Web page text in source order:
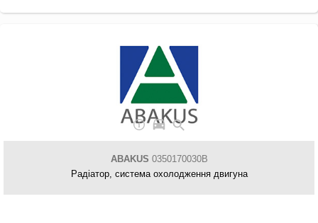
ABAKUS 0350170030B
Радіатор, система охолодження двигуна